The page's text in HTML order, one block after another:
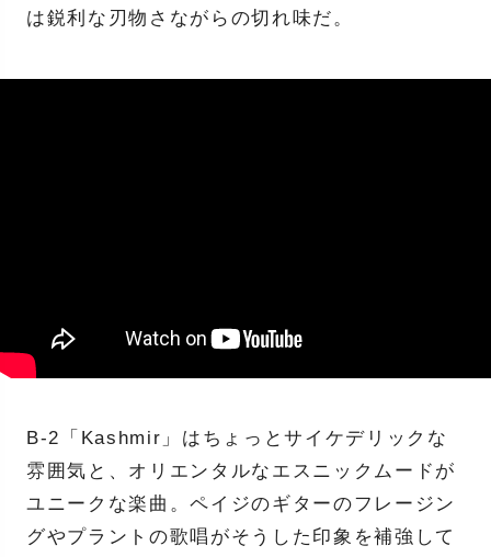
は鋭利な刃物さながらの切れ味だ。
B-2「Kashmir」はちょっとサイケデリックな
雰囲気と、オリエンタルなエスニックムードが
ユニークな楽曲。ペイジのギターのフレージン
グやプラントの歌唱がそうした印象を補強して